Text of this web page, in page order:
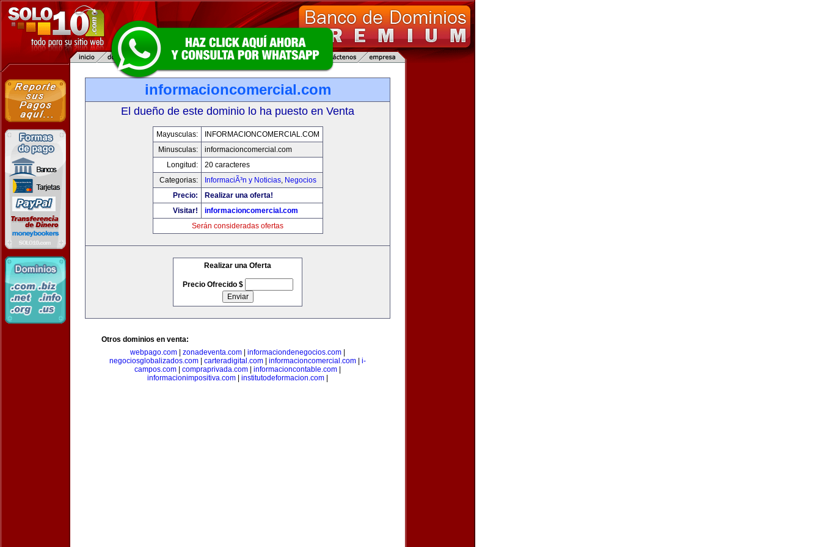
informacioncomercial.com
El dueño de este dominio lo ha puesto en Venta
Mayusculas:
INFORMACIONCOMERCIAL.COM
Minusculas:
informacioncomercial.com
Longitud:
20 caracteres
Categorias:
InformaciÃ³n y Noticias, Negocios
Precio:
Realizar una oferta!
Visitar!
informacioncomercial.com
Serán consideradas ofertas
Realizar una Oferta
Precio Ofrecido $
Otros dominios en venta:
webpago.com
zonadeventa.com informaciondenegocios.com
negociosglobalizados.com
carteradigital.com informacioncomercial.com
i-
campos.com
compraprivada.com informacioncontable.com
informacionimpositiva.com
institutodeformacion.com